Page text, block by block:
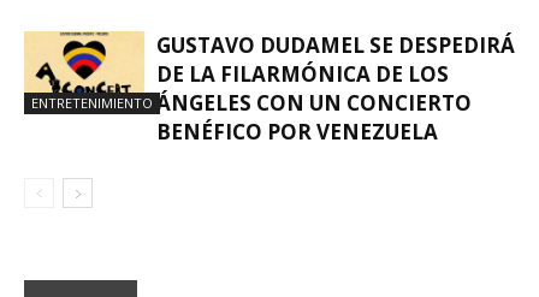
ENTRETENIMIENTO
GUSTAVO DUDAMEL SE DESPEDIRÁ
DE LA FILARMÓNICA DE LOS
ÁNGELES CON UN CONCIERTO
BENÉFICO POR VENEZUELA